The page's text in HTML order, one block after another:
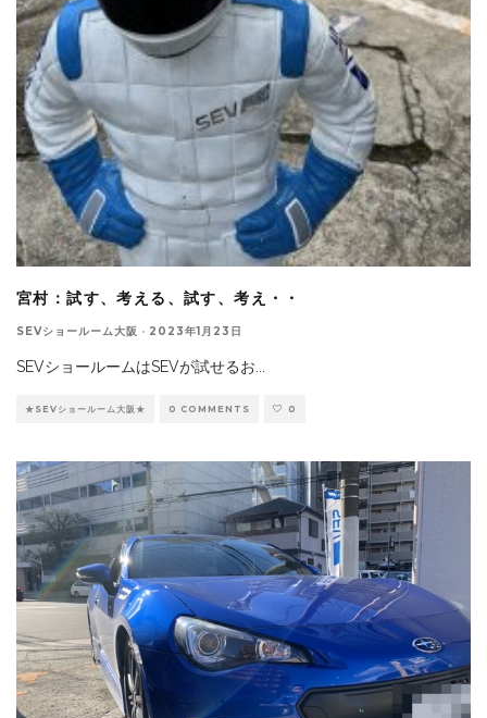
宮村：試す、考える、試す、考え・・
SEVショールーム大阪 · 2023年1月23日
SEVショールームはSEVが試せるお
★SEVショールーム大阪★ 0 COMMENTS 0